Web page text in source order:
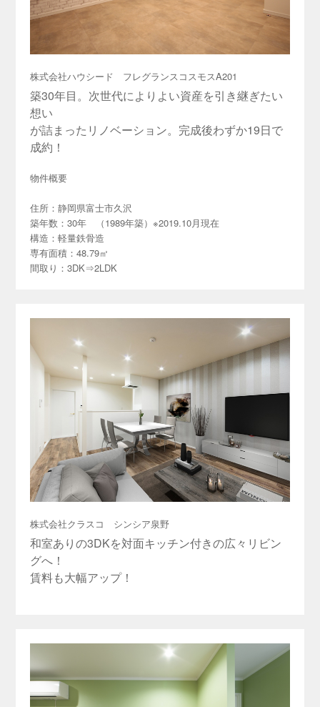
株式会社ハウシード フレグランスコスモスA201
築30年目。次世代によりよい資産を引き継ぎたい
想い
が詰まったリノベーション。完成後わずか19日で
成約！
物件概要
住所：静岡県富士市久沢
築年数：30年 （1989年築）※2019.10月現在
構造：軽量鉄骨造
専有面積：48.79㎡
間取り：3DK⇒2LDK
株式会社クラスコ シンシア泉野
和室ありの3DKを対面キッチン付きの広々リビン
グへ！
賃料も大幅アップ！